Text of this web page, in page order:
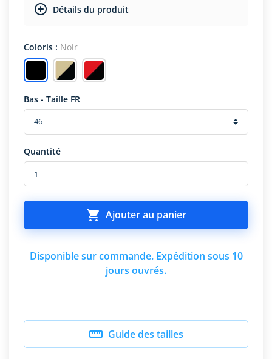
Détails du produit
Coloris : Noir
Bas - Taille FR
Quantité
 Ajouter au panier
Disponible sur commande. Expédition sous 10
jours ouvrés.
 Guide des tailles